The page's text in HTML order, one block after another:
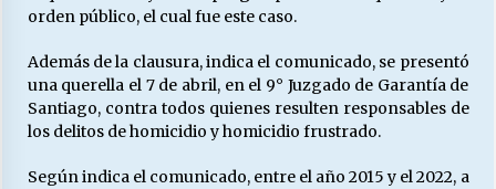
orden público, el cual fue este caso.
Además de la clausura, indica el comunicado, se presentó
una querella el 7 de abril, en el 9° Juzgado de Garantía de
Santiago, contra todos quienes resulten responsables de
los delitos de homicidio y homicidio frustrado.
Según indica el comunicado, entre el año 2015 y el 2022, a